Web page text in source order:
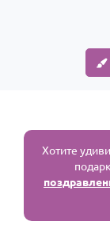
Женщине
Мужчине
Детям
Все
Хотите